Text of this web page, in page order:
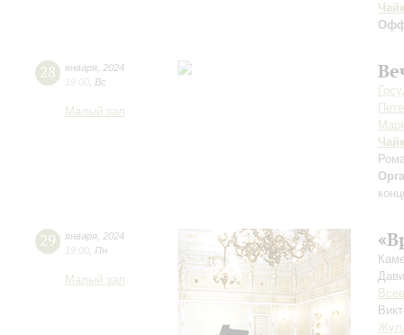
28 января 2024
19:00 Вс
Малый зал
29 января 2024
19:00 Пн
Малый зал